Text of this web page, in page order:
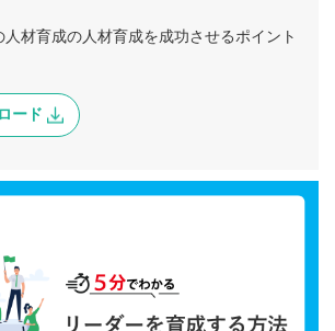
材育成の人材育成を成功させるポイント
ード